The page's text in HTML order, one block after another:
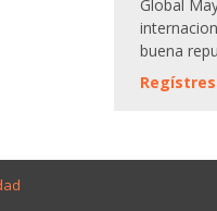
Global
buena